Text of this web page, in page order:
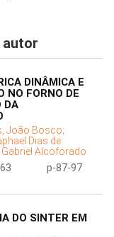
DINÂMICA E
NO FORNO DE
DA
João Bosco;
Dias de
Gabriel Alcoforado
p-87-97
DO SINTER EM